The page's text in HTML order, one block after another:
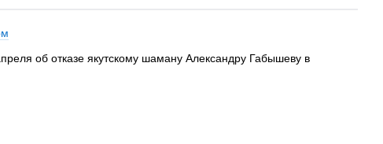
об отказе якутскому шаману Александру Габышеву в